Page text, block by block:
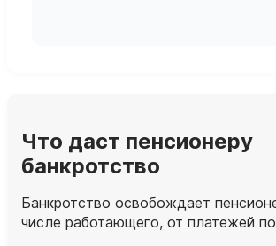
Что даст пенсионеру
банкротство
Банкротство освобождает
числе работающего, от платежей